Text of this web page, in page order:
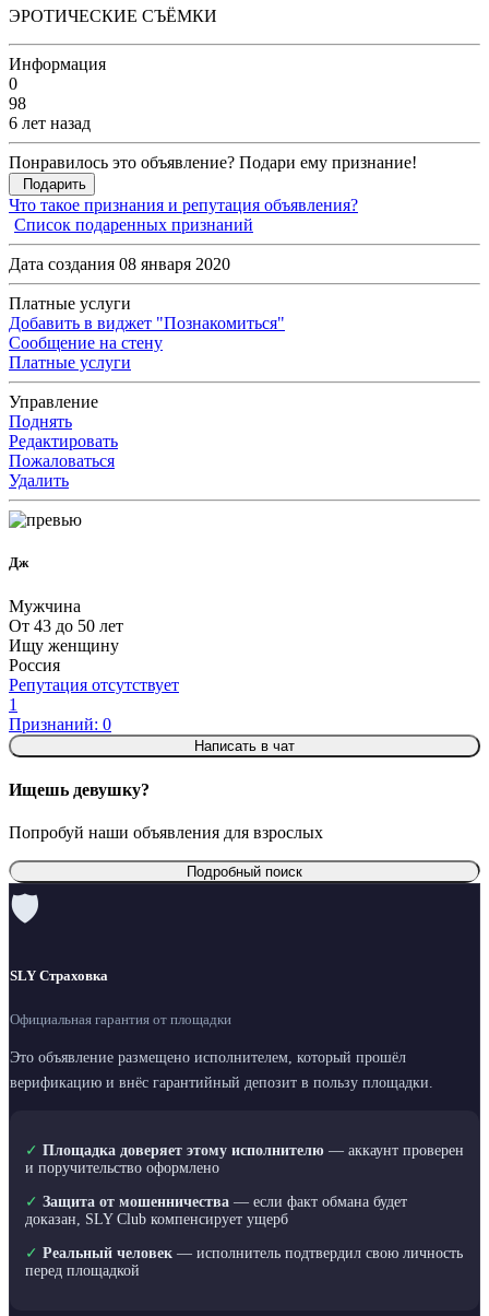
ЭРОТИЧЕСКИЕ СЪЁМКИ
Информация
0
98
6 лет назад
Понравилось это объявление? Подари ему признание!
Подарить
Что такое признания и репутация объявления?
Список подаренных признаний
Дата создания 08 января 2020
Платные услуги
Добавить в виджет "Познакомиться"
Сообщение на стену
Платные услуги
Управление
Поднять
Редактировать
Пожаловаться
Удалить
Дж
Мужчина
От 43 до 50 лет
Ищу женщину
Россия
Репутация отсутствует
1
Признаний: 0
Написать в чат
Ищешь девушку?
Попробуй наши объявления для взрослых
Подробный поиск
🛡
SLY Страховка
Официальная гарантия от площадки
Это объявление размещено исполнителем, который прошёл
верификацию и внёс гарантийный депозит в пользу площадки.
✓ Площадка доверяет этому исполнителю — аккаунт проверен
и поручительство оформлено
✓ Защита от мошенничества — если факт обмана будет
доказан, SLY Club компенсирует ущерб
✓ Реальный человек — исполнитель подтвердил свою личность
перед площадкой